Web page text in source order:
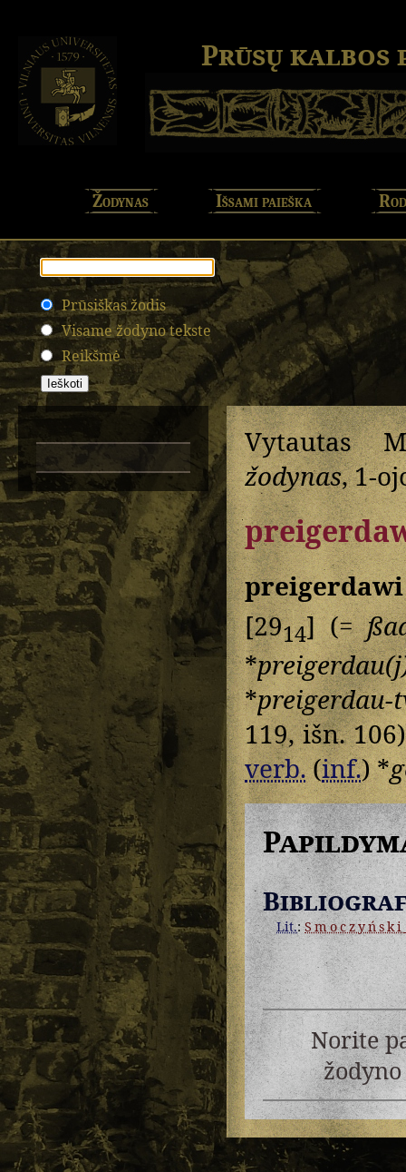
Prūsų kalbos
Žodynas Išsami paieška
Prūsiškas žodis
Visame žodyno tekste
Reikšmė
Vytautas
žodynas, 1-
preigerdawi
[2914] (=
*
*preigerdau-
119, išn.
verb.(inf.) *
Lit.:Smoczyński
Norite